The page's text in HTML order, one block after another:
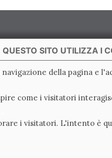
QUESTO SITO UTILIZZA I
della pagina e
come i visitatori
i visitatori. L'intento è